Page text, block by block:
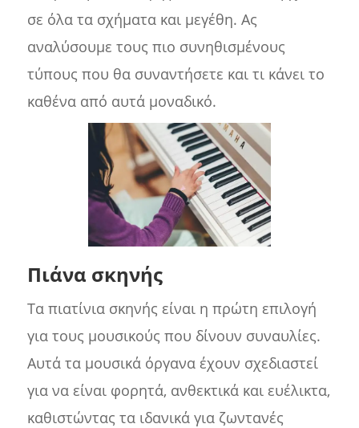
σε όλα τα σχήματα και μεγέθη. Ας
αναλύσουμε τους πιο συνηθισμένους
τύπους που θα συναντήσετε και τι κάνει το
καθένα από αυτά μοναδικό.
Πιάνα σκηνής
Τα πιατίνια σκηνής είναι η πρώτη επιλογή
για τους μουσικούς που δίνουν συναυλίες.
Αυτά τα μουσικά όργανα έχουν σχεδιαστεί
για να είναι φορητά, ανθεκτικά και ευέλικτα,
καθιστώντας τα ιδανικά για ζωντανές